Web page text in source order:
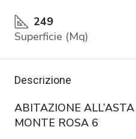
249
Superficie (Mq)
Descrizione
ABITAZIONE
MONTE ROSA 6